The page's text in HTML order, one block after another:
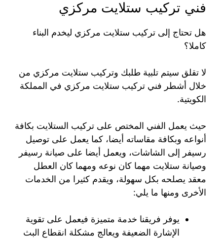
فني تركيب ستلايت مركزي
هل تحتاج إلى تركيب ستلايت مركزي ليخدم البناء
كاملا؟
لا تقلق سيتم تلبية طلبك وتركيب ستلايت مركزي من
خلال أشطر فني تركيب ستلايت مركزي في المملكة
الكويتية.
حيث يعمل الفني المختص على تركيب الستلايت بكافة
أنواعه وبكافة مقاساته أيضا، كما يعمل على توصيل
رسيفر إلى الشاشات، ويعمل أيضا على صيانة رسيفر
وصيانة ستلايت مهما كان نوعه ومهما كان العطل
معقد يصلحه بكل سهولة، ويقدم كثيرا من الخدمات
الأخرى ومنها ما يلي:
يوفر فريقنا خدمة متميزة فيعمل على تقوية
الإشارة الضعيفة ويعالج مشكلة انقطاع البث